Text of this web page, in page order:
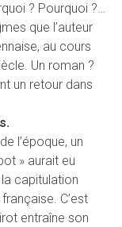
? Pourquoi ?…
que l’auteur
au cours
Un roman ?
un retour dans
l’époque, un
» aurait eu
capitulation
C’est
entraîne son